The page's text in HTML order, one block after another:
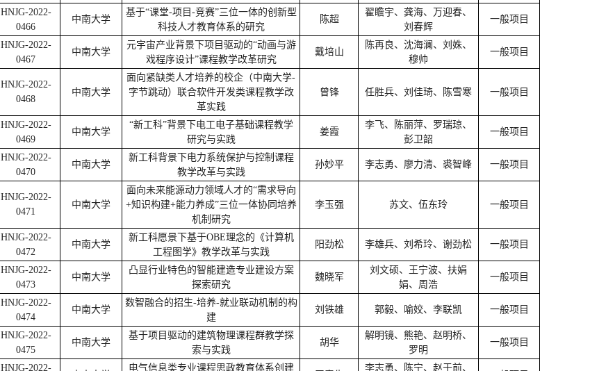
HNJG-2022-
0466
中南大学
基于“课堂-项目-竞赛”三位一体的创新型
科技人才教育体系的研究
陈超
翟瞻宇、龚海、万迎春、
刘春辉
一般项目
HNJG-2022-
0467
中南大学
元宇宙产业背景下项目驱动的“动画与游
戏程序设计”课程教学改革研究
戴培山
陈再良、沈海澜、刘姝、
穆帅
一般项目
HNJG-2022-
0468
中南大学
面向紧缺类人才培养的校企（中南大学-
字节跳动）联合软件开发类课程教学改
革实践
曾锋 任胜兵、刘佳琦、陈雪寒 一般项目
HNJG-2022-
0469
中南大学
“新工科”背景下电工电子基础课程教学
研究与实践
姜霞
李飞、陈丽萍、罗瑞琼、
彭卫韶
一般项目
HNJG-2022-
0470
中南大学
新工科背景下电力系统保护与控制课程
教学改革与实践
孙妙平 李志勇、廖力清、裘智峰 一般项目
HNJG-2022-
0471
中南大学
面向未来能源动力领域人才的“需求导向
+知识构建+能力养成”三位一体协同培养
机制研究
李玉强 苏文、伍东玲 一般项目
HNJG-2022-
0472
中南大学
新工科愿景下基于OBE理念的《计算机
工程图学》教学改革与实践
阳劲松 李雄兵、刘希玲、谢劲松 一般项目
HNJG-2022-
0473
中南大学
凸显行业特色的智能建造专业建设方案
探索研究
魏晓军
刘文硕、王宁波、扶娟
娟、周浩
一般项目
HNJG-2022-
0474
中南大学
数智融合的招生-培养-就业联动机制的构
建
刘铁雄 郭毅、喻姣、李联凯 一般项目
HNJG-2022-
0475
中南大学
基于项目驱动的建筑物理课程群教学探
索与实践
胡华
解明镜、熊艳、赵明桥、
罗明
一般项目
HNJG-2022- 电气信息类专业课程思政教育体系创建 李志勇、陈宁、赵于前、